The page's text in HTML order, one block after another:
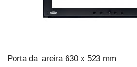
Porta da lareira 630 x 523 mm